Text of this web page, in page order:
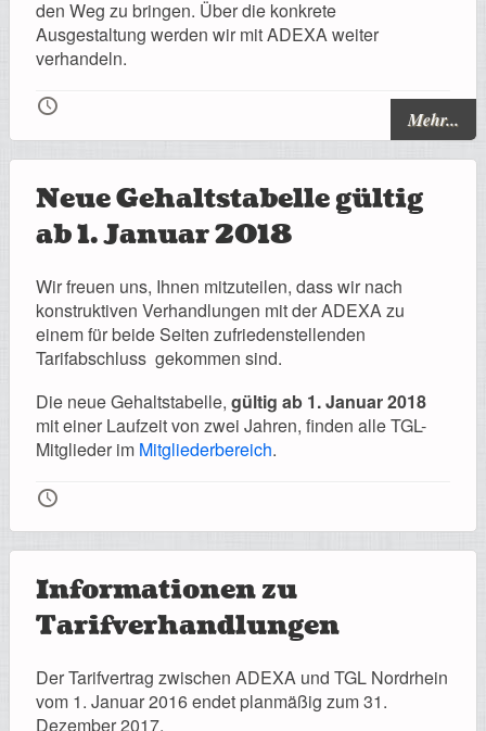
den Weg zu bringen. Über die konkrete
Ausgestaltung werden wir mit ADEXA weiter
verhandeln.
🕔 Mehr...
Neue Gehaltstabelle gültig
ab 1. Januar 2018
Wir freuen uns, Ihnen mitzuteilen, dass wir nach
konstruktiven Verhandlungen mit der ADEXA zu
einem für beide Seiten zufriedenstellenden
Tarifabschluss gekommen sind.
Die neue Gehaltstabelle, gültig ab 1. Januar 2018
mit einer Laufzeit von zwei Jahren, finden alle TGL-
Mitglieder im Mitgliederbereich.
🕔
Informationen zu
Tarifverhandlungen
Der Tarifvertrag zwischen ADEXA und TGL Nordrhein
vom 1. Januar 2016 endet planmäßig zum 31.
Dezember 2017.